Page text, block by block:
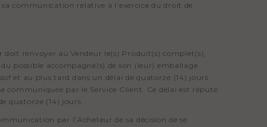
communication relative à l’exercice du droit de
renvoyer au Vendeur le(s) Produit(s) complet(s),
possible accompagné(s) de son (leur) emballage
et au plus tard dans un délai de quatorze (14) jours
communiquée par le Service Client. Ce délai est réputé
quatorze (14) jours.
par l’Acheteur de sa décision de se